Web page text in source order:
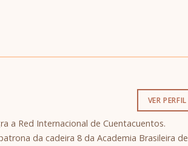
VER PERFIL
a Red Internacional de Cuentacuentos.
da cadeira 8 da Academia Brasileira de